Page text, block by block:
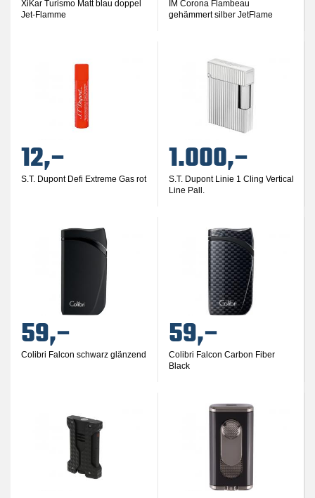
XiKar Turismo Matt blau doppel
Jet-Flamme
IM Corona Flambeau
gehämmert silber JetFlame
12,–
S.T. Dupont Defi Extreme Gas rot 1.000,–
S.T. Dupont Linie 1 Cling Vertical
Line Pall.
59,–
Colibri Falcon schwarz glänzend 59,–
Colibri Falcon Carbon Fiber
Black